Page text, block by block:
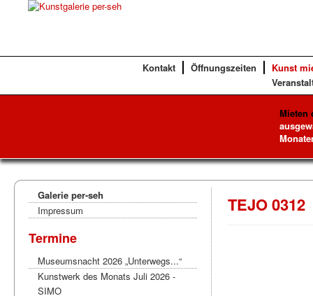
Kontakt Öffnungszeiten
Kunst
Mieten
Galerie per-seh
Impressum
Termine
Museumsnacht 2026 „Unterwegs...“
Kunstwerk des Monats Juli 2026 -
SIMO
TEJO 0312